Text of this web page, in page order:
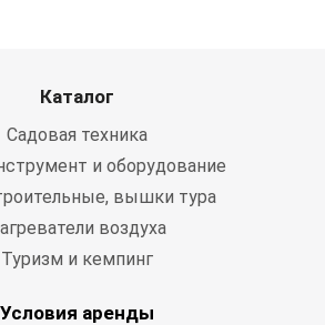
Каталог
Садовая техника
и оборудование
вышки тура
воздуха
Туризм и кемпинг
Условия аренды